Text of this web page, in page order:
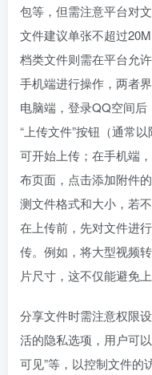
包等，但需注意平台对
文件建议单张不超过
档类文件则需在平台允
手机端进行操作，两者
电脑端，登录QQ空间后
“上传文件”按钮（通常
可开始上传；在手机端
布页面，点击添加附件
测文件格式和大小，若
在上传前，先对文件进
传。例如，将大型视频
片尺寸，这不仅能避免
分享文件时需注意权限
活的隐私选项，用户可以
可见”等，以控制文件的